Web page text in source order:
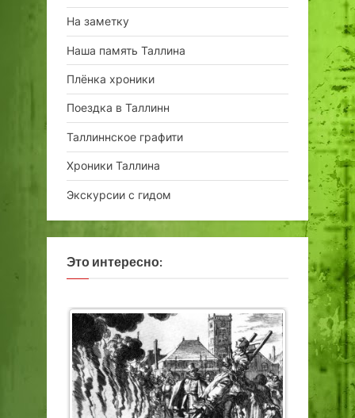
На заметку
Наша память Таллина
Плёнка хроники
Поездка в Таллинн
Таллиннское графити
Хроники Таллина
Экскурсии с гидом
Это интересно: